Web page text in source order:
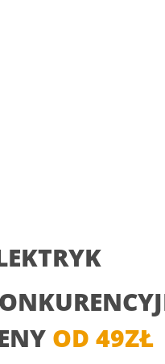
OD 49ZŁ